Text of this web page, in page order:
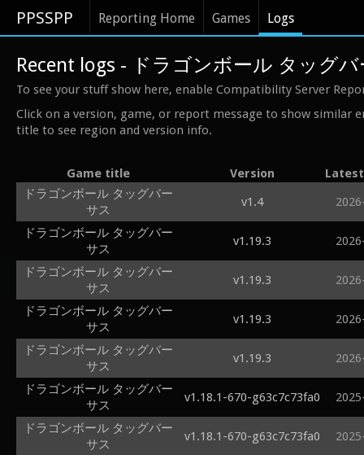
PPSSPP Reporting Home Games Logs
Recent logs - ドラゴンボール タッグ
To see your stuff show here, enable Compatibility Server
Click on a version, game, or report message to show similar
title to see region and version info.
Game title Version
ドラゴンボール タッグバー
サス
v1.4
ドラゴンボール タッグバー
サス
v1.19.3
ドラゴンボール タッグバー
サス
v1.19.3
ドラゴンボール タッグバー
サス
v1.19.3
ドラゴンボール タッグバー
サス
v1.19.3
ドラゴンボール タッグバー
サス
v1.18.1-670-g63c7c73fa0
ドラゴンボール タッグバー
サス
v1.18.1-670-g63c7c73fa0